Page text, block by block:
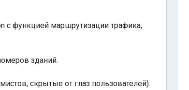
с функцией маршрутизации трафика,
зданий.
скрытые от глаз пользователей).